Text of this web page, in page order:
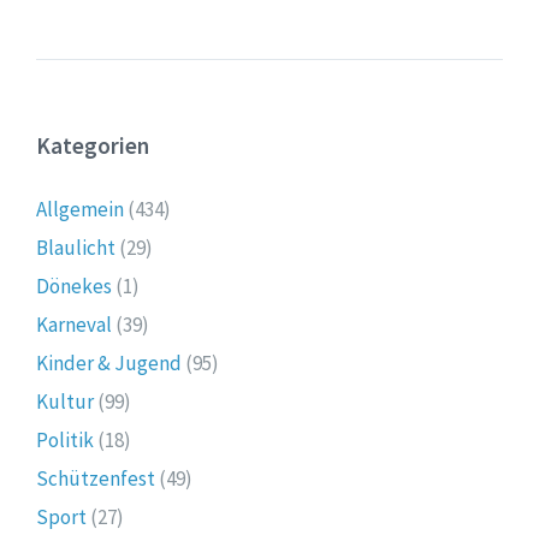
Kategorien
Allgemein(434)
Blaulicht(29)
Dönekes (1)
Karneval (39)
Kinder & Jugend (95)
Kultur(99)
Politik(18)
Schützenfest(49)
Sport(27)